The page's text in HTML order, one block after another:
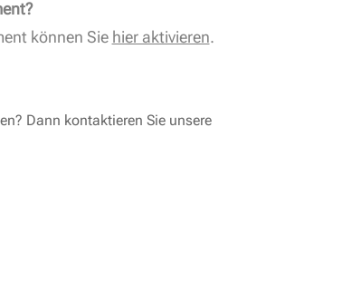
können Sie hier aktivieren.
Dann kontaktieren Sie unsere